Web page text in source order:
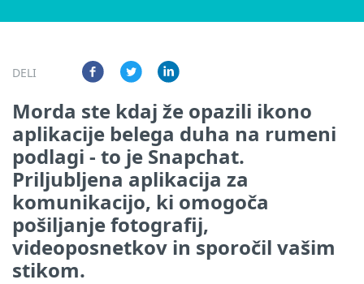
DELI
Morda ste kdaj že opazili ikono
aplikacije belega duha na rumeni
podlagi - to je Snapchat.
Priljubljena aplikacija za
komunikacijo, ki omogoča
pošiljanje fotografij,
videoposnetkov in sporočil vašim
stikom.